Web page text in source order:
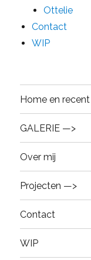
Ottelie
Contact
WIP
Home en
GALERIE —>
Over mij
Projecten —>
Contact
WIP